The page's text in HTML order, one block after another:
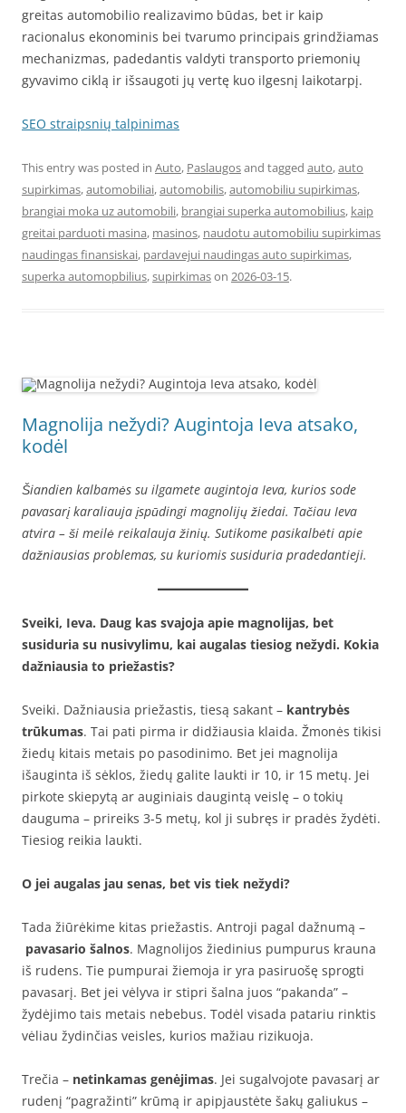
greitas automobilio realizavimo būdas, bet ir kaip
racionalus ekonominis bei tvarumo principais grindžiamas
mechanizmas, padedantis valdyti transporto priemonių
gyvavimo ciklą ir išsaugoti jų vertę kuo ilgesnį laikotarpį.
SEO straipsnių talpinimas
This entry was posted in Auto, Paslaugosand tagged auto,auto
supirkimas,automobiliai,automobilis,automobiliu supirkimas,
brangiai moka uz automobili, brangiai superka automobilius, kaip
greitai parduoti masina, masinos, naudotu automobiliu supirkimas
naudingas finansiskai, pardavejui naudingas auto supirkimas,
superka automopbilius,supirkimason 2026-03-15.
Magnolija nežydi? Augintoja Ieva atsako,
kodėl
Šiandien kalbamės su ilgamete augintoja Ieva, kurios sode
pavasarį karaliauja įspūdingi magnolijų žiedai. Tačiau Ieva
atvira – ši meilė reikalauja žinių. Sutikome pasikalbėti apie
dažniausias problemas, su kuriomis susiduria pradedantieji.
Sveiki, Ieva. Daug kas svajoja apie magnolijas, bet
susiduria su nusivylimu, kai augalas tiesiog nežydi. Kokia
dažniausia to priežastis?
Sveiki. Dažniausia priežastis, tiesą sakant – kantrybės
trūkumas. Tai pati pirma ir didžiausia klaida. Žmonės tikisi
žiedų kitais metais po pasodinimo. Bet jei magnolija
išauginta iš sėklos, žiedų galite laukti ir 10, ir 15 metų. Jei
pirkote skiepytą ar auginiais daugintą veislę – o tokių
dauguma – prireiks 3-5 metų, kol ji subręs ir pradės žydėti.
Tiesiog reikia laukti.
O jei augalas jau senas, bet vis tiek nežydi?
Tada žiūrėkime kitas priežastis. Antroji pagal dažnumą –
pavasario šalnos. Magnolijos žiedinius pumpurus krauna
iš rudens. Tie pumpurai žiemoja ir yra pasiruošę sprogti
pavasarį. Bet jei vėlyva ir stipri šalna juos “pakanda” –
žydėjimo tais metais nebebus. Todėl visada patariu rinktis
vėliau žydinčias veisles, kurios mažiau rizikuoja.
Trečia – netinkamas genėjimas. Jei sugalvojote pavasarį ar
rudenį “pagražinti” krūmą ir apipjaustėte šakų galiukus –